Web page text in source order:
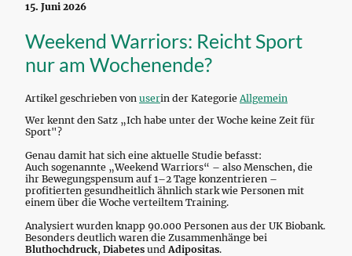
15. Juni 2026
Weekend Warriors: Reicht Sport
nur am Wochenende?
Artikel geschrieben von userin der Kategorie Allgemein
Wer kennt den Satz „Ich habe unter der Woche keine Zeit für
Sport"?
Genau damit hat sich eine aktuelle Studie befasst:
Auch sogenannte „Weekend Warriors“ – also Menschen, die
ihr Bewegungspensum auf 1–2 Tage konzentrieren –
profitierten gesundheitlich ähnlich stark wie Personen mit
einem über die Woche verteiltem Training.
Analysiert wurden knapp 90.000 Personen aus der UK Biobank.
Besonders deutlich waren die Zusammenhänge bei
Bluthochdruck, Diabetes und Adipositas.